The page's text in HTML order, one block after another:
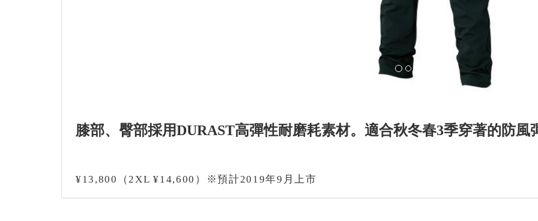
膝部、臀部採用DURAST高彈性耐磨耗素材。適合秋冬春3季穿著的防風
¥13,800（2XL ¥14,600）※預計2019年9月上市